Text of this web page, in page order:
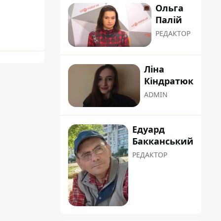
Ольга
Палій
РЕДАКТОР
Ліна
Кіндратюк
ADMIN
Едуард
Бакканський
РЕДАКТОР